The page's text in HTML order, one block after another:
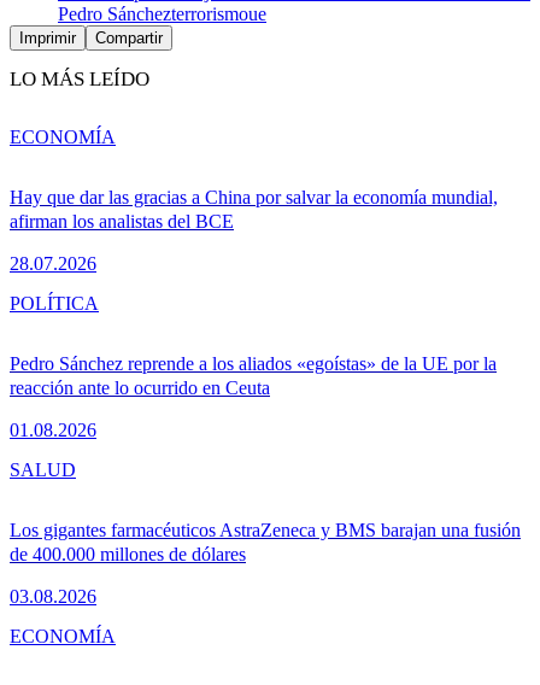
Pedro Sánchezterrorismoue
Imprimir Compartir
LO MÁS LEÍDO
Hay que dar las gracias a China por salvar la economía mundial,
afirman los analistas del BCE
28.07.2026
ECONOMÍA
Pedro Sánchez reprende a los aliados «egoístas» de la UE por la
reacción ante lo ocurrido en Ceuta
01.08.2026
POLÍTICA
Los gigantes farmacéuticos AstraZeneca y BMS barajan una fusión
de 400.000 millones de dólares
03.08.2026
SALUD
ECONOMÍA